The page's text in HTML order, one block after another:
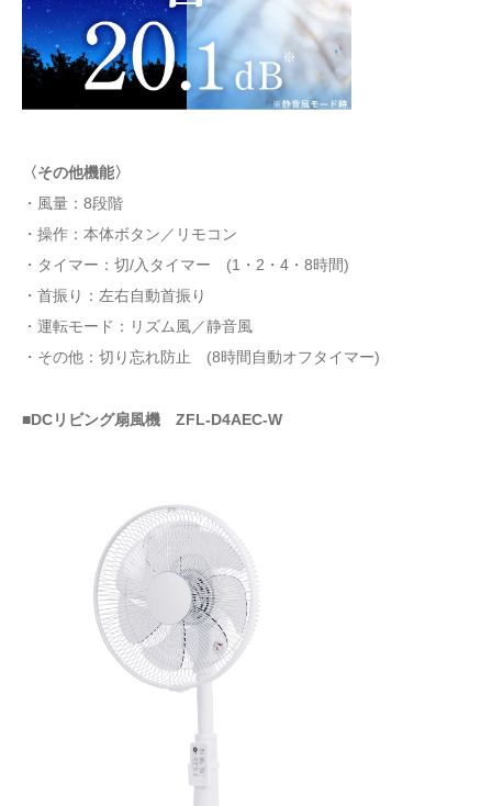
〈その他機能〉
・風量：8段階
・操作：本体ボタン／リモコン
・タイマー：切/入タイマー (1・2・4・8時間)
・首振り：左右自動首振り
・運転モード：リズム風／静音風
・その他：切り忘れ防止 (8時間自動オフタイマー)
■DCリビング扇風機 ZFL-D4AEC-W